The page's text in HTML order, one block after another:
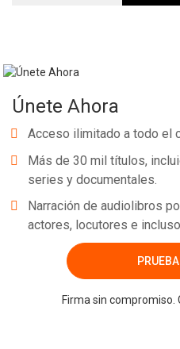
Únete Ahora
Acceso ilimitado a todo el
Más de 30 mil títulos,
series y documentales.
Narración de audiolibros
actores, locutores e
Firma sin compromiso.